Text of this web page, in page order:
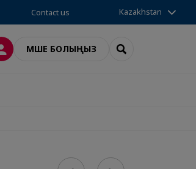
Contact us Kazakhstan
LOG INМҮШЕ БОЛЫҢЫЗ SEARCH
Previous